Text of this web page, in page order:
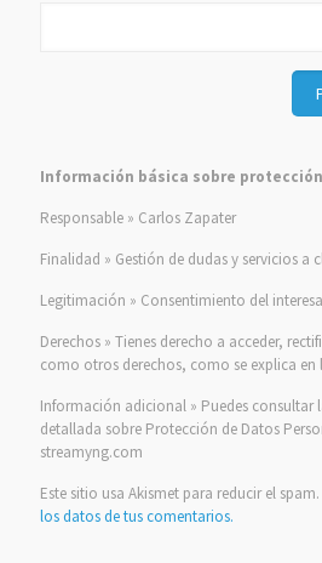
Información básica sobre
Responsable » Carlos Zapater
Finalidad » Gestión de dudas y servicios a
Legitimación » Consentimiento del
Derechos » Tienes derecho a acceder,
como otros derechos, como se explica
Información adicional » Puedes
detallada sobre Protección de Datos
streamyng.com
Este sitio usa Akismet para reducir el spam.
los datos de tus comentarios.